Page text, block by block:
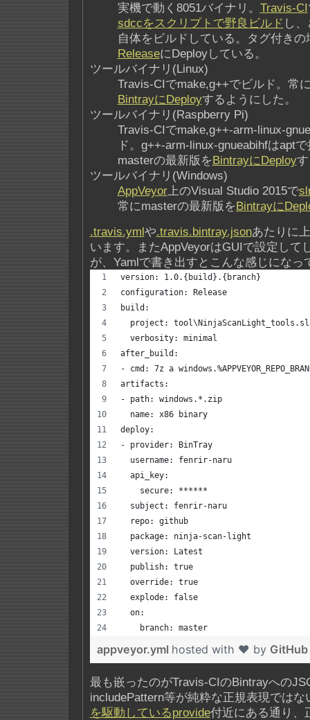
実機で動く8051バイナリ。 Travis-CI
sdccをスクリプトで野良ビルド し
自体をビルドしている。タグ付きの
ReleaseにDeployしている。
ツールバイナリ(Linux)
Travis-CIでmake,g++でビルド。常
BintrayにDeployするようにした。
ツールバイナリ(Raspberry Pi)
Travis-CIでmake,g++-arm-linux-
ド。g++-arm-linux-gnueabihfはapt
masterの最新版をBintrayにDeploy
ツールバイナリ(Windows)
AppVeyor上のVisual Studio 2015で
常にmasterの最新版をBintrayに
.travis.ymlや.travis.bintray.jsonあたりに
います。またAppVeyorはGUIで設定して
が、Yamlで書き出すとこんな感じになっ
version: 1.0.{build}.{branch}
configuration: Release
build:
project:
  verbosity: minimal
after_build:
- cmd: 7z a
artifacts:
- path: windows.*.zip
  name: x86 binary
deploy:
- provider: BinTray
  username: fenrir-naru
  api_key:
    secure: ******
  subject: fenrir-naru
  repo: github
  package: ninja-scan-light
  version: Latest
  publish: true
  override: true
  explode: false
  on:
    branch: master
appveyor.yml hosted with ❤ by GitHub
最も嵌ったのがTravis-CIのBintrayへの
includePattern等が純粋な正規表現ではな
を駆動しているprovide付近にある通り、